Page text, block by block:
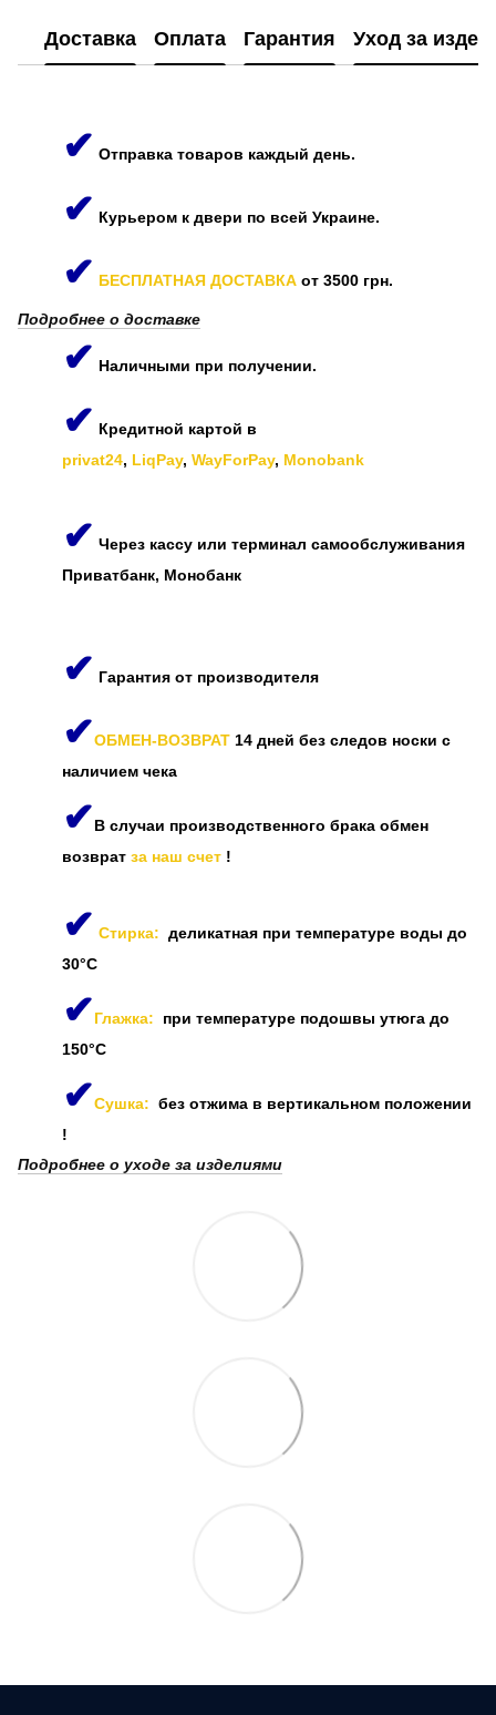
Доставка Оплата Гарантия Уход за
✔ Отправка товаров каждый день.
✔ Курьером к двери по всей Украине.
✔ БЕСПЛАТНАЯ ДОСТАВКА от 3500 грн.
Подробнее о доставке
✔ Наличными при получении.
✔ Кредитной картой в
privat24, LiqPay, WayForPay, Monobank
✔ Через кассу или терминал самообслуживания
Приватбанк, Монобанк
✔ Гарантия от производителя
✔ОБМЕН-ВОЗВРАТ 14 дней без следов носки с
наличием чека
✔В случаи производственного брака обмен
возврат за наш счет !
✔ Стирка: деликатная при температуре воды до
30°C
✔Глажка: при температуре подошвы утюга до
150°C
✔Сушка: без отжима в вертикальном положении
!
Подробнее о уходе за изделиями